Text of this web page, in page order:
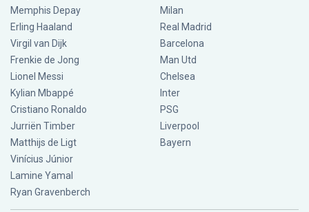
Memphis Depay
Erling Haaland
Virgil van Dijk
Frenkie de Jong
Lionel Messi
Kylian Mbappé
Cristiano Ronaldo
Jurriën Timber
Matthijs de Ligt
Vinícius Júnior
Lamine Yamal
Ryan Gravenberch
Milan
Real Madrid
Barcelona
Man Utd
Chelsea
Inter
PSG
Liverpool
Bayern